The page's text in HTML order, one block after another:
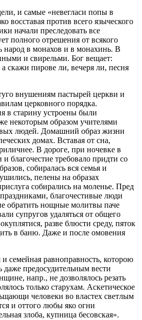
и самые «невегласи попы в
восставая против всего языческого
начали преследовать все
полного отрешения от всякого
народ в монахов и в монахинь. В
и свирельми. Бог вещает:
скажи пирове ли, вечеря ли, песня
внушениям пастырей церкви и
церковного порядка.
в старину устроены были
некоторым образом учителями
людей. Домашний образ жизни
домах. Вставая от сна,
В дороге, при ночевке в
благочестие требовало придти со
собиралась вся семья и
пелены на образах
собирались на моленье. Пред
благочестивые люди
обратить нощные молитвы паче
супругов удаляться от общего
разве блюсти среду, пяток
в баню. Даже и после омовения
семейная равноправность, которою
даже предосудительным вести
напр., не дозволялось резать
только старухам. Аскетическое
человеки во властех светлым
и оттого любы яко огни
злоба, купница бесовская».